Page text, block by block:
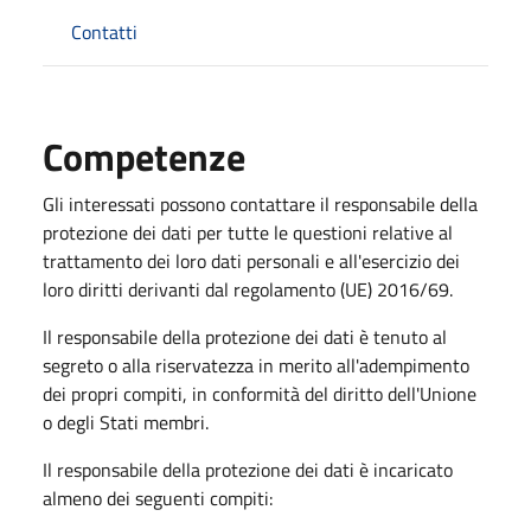
Contatti
Competenze
Gli interessati possono contattare il responsabile della
protezione dei dati per tutte le questioni relative al
trattamento dei loro dati personali e all'esercizio dei
loro diritti derivanti dal regolamento (UE) 2016/69.
Il responsabile della protezione dei dati è tenuto al
segreto o alla riservatezza in merito all'adempimento
dei propri compiti, in conformità del diritto dell'Unione
o degli Stati membri.
Il responsabile della protezione dei dati è incaricato
almeno dei seguenti compiti: